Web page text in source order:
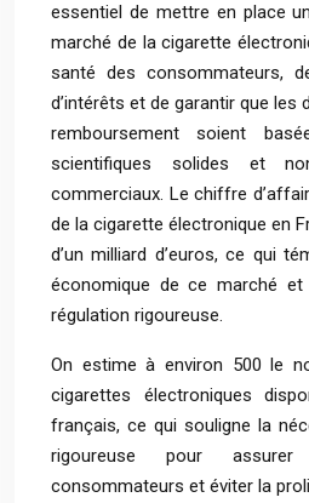
essentiel de mettre en place
marché de la cigarette
santé des consommateurs,
d’intérêts et de garantir que les
remboursement soient
scientifiques solides et
commerciaux. Le chiffre
de la cigarette électronique en
d’un milliard d’euros, ce qui
économique de ce marché et
régulation rigoureuse.
On estime à environ 500 le
cigarettes électroniques
français, ce qui souligne la
rigoureuse pour
consommateurs et éviter la